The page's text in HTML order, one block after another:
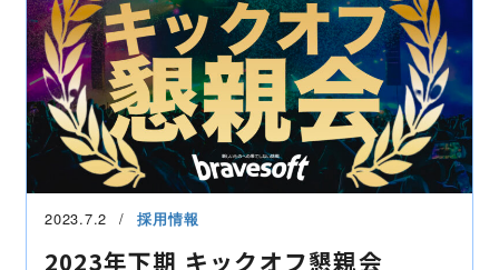
2023.7.2 採用情報
2023年下期 キックオフ懇親会